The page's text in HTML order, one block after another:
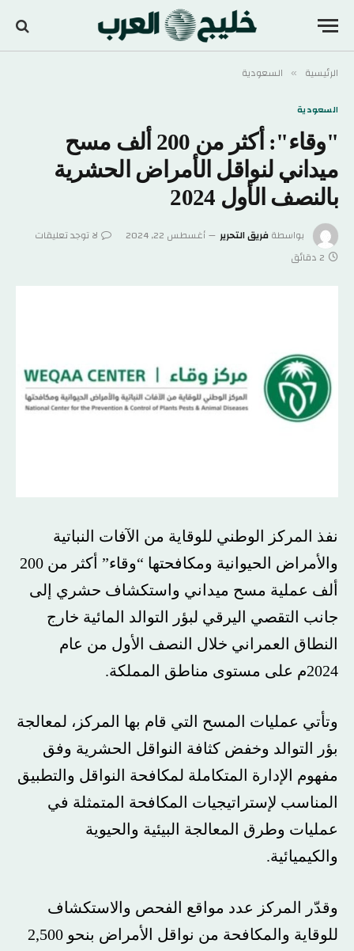
الرئيسية » السعودية
السعودية
"وقاء": أكثر من 200 ألف مسح
ميداني لنواقل الأمراض الحشرية
بالنصف الأول 2024
بواسطةفريق التحرير أغسطس 22, 2024
لا توجد تعليقات
2 دقائق
نفذ المركز الوطني للوقاية من الآفات النباتية
والأمراض الحيوانية ومكافحتها “وقاء” أكثر من 200
ألف عملية مسح ميداني واستكشاف حشري إلى
جانب التقصي اليرقي لبؤر التوالد المائية خارج
النطاق العمراني خلال النصف الأول من عام
2024م على مستوى مناطق المملكة.
وتأتي عمليات المسح التي قام بها المركز، لمعالجة
بؤر التوالد وخفض كثافة النواقل الحشرية وفق
مفهوم الإدارة المتكاملة لمكافحة النواقل والتطبيق
المناسب لإستراتيجيات المكافحة المتمثلة في
عمليات وطرق المعالجة البيئية والحيوية
والكيميائية.
وقدّر المركز عدد مواقع الفحص والاستكشاف
للوقاية والمكافحة من نواقل الأمراض بنحو 2,500